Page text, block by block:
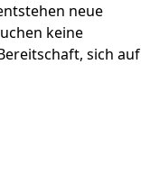
neue
keine
sich auf